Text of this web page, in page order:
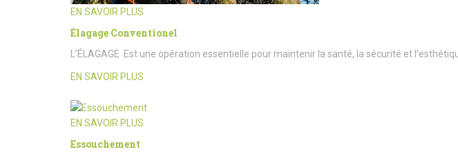
EN SAVOIR PLUS
Élagage Conventionel
L’ÉLAGAGE Est une opération essentielle pour maintenir la santé, la sécurité et
EN SAVOIR PLUS
EN SAVOIR PLUS
Essouchement